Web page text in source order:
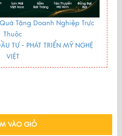
Tặng Doanh Nghiệp Trực
Thuộc
TƯ - PHÁT TRIỂN MỸ NGHỆ
VIỆT
VÀO GIỎ